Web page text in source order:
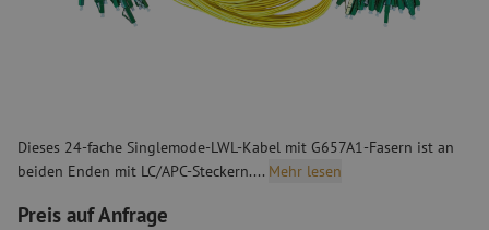
Dieses 24-fache Singlemode-LWL-Kabel mit G657A1-Fasern ist an
beiden Enden mit LC/APC-Steckern.... Mehr lesen
Preis auf Anfrage